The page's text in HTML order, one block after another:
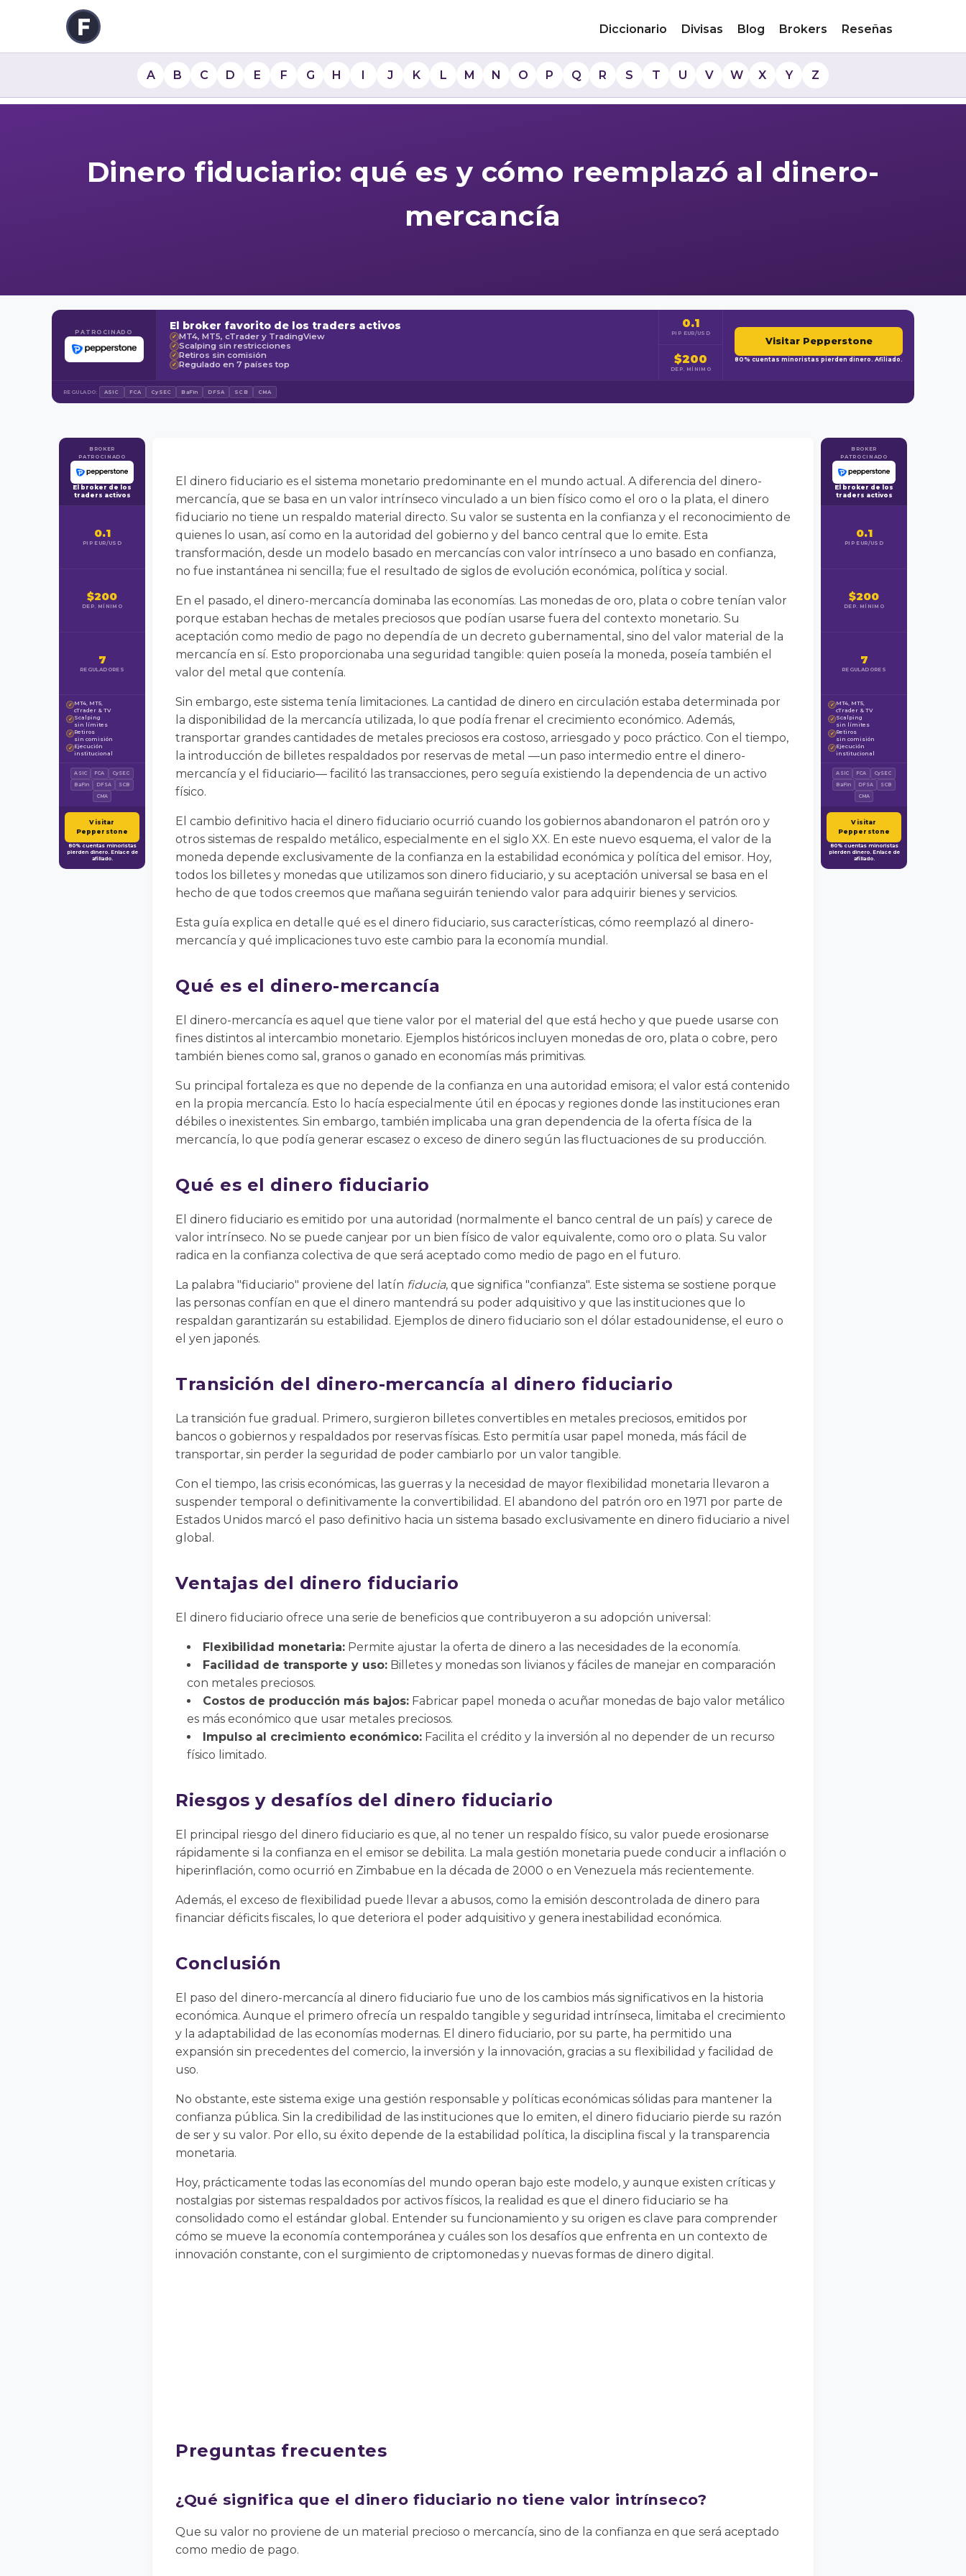
Diccionario Divisas Blog Brokers Reseñas
A B C D E F G H I J K L M N O P Q R S T U V W X Y Z
Dinero fiduciario: qué es y cómo reemplazó al dinero-
mercancía
PATROCINADO El broker favorito de los traders activos
✓ MT4, MT5, cTrader y TradingView
✓ Scalping sin restricciones
✓ Retiros sin comisión
✓ Regulado en 7 países top
0.1
PIP EUR/USD
$200
DEP. MÍNIMO
Visitar Pepperstone
80% cuentas minoristas pierden dinero. Afiliado.
REGULADO: ASIC FCA CySEC BaFin DFSA SCB CMA
BROKER
PATROCINADO
El broker de los
traders activos
0.1
PIP EUR/USD
$200
DEP. MÍNIMO
7
REGULADORES
✓ MT4, MT5,
cTrader & TV
✓ Scalping
sin límites
✓ Retiros
sin comisión
✓ Ejecución
institucional
ASIC FCA
CySEC
BaFin
DFSA
SCB
CMA
Visitar
Pepperstone
80% cuentas minoristas
pierden dinero. Enlace de
afiliado.
El dinero fiduciario es el sistema monetario predominante en el mundo actual. A diferencia del dinero-
mercancía, que se basa en un valor intrínseco vinculado a un bien físico como el oro o la plata, el dinero
fiduciario no tiene un respaldo material directo. Su valor se sustenta en la confianza y el reconocimiento de
quienes lo usan, así como en la autoridad del gobierno y del banco central que lo emite. Esta
transformación, desde un modelo basado en mercancías con valor intrínseco a uno basado en confianza,
no fue instantánea ni sencilla; fue el resultado de siglos de evolución económica, política y social.
En el pasado, el dinero-mercancía dominaba las economías. Las monedas de oro, plata o cobre tenían valor
porque estaban hechas de metales preciosos que podían usarse fuera del contexto monetario. Su
aceptación como medio de pago no dependía de un decreto gubernamental, sino del valor material de la
mercancía en sí. Esto proporcionaba una seguridad tangible: quien poseía la moneda, poseía también el
valor del metal que contenía.
Sin embargo, este sistema tenía limitaciones. La cantidad de dinero en circulación estaba determinada por
la disponibilidad de la mercancía utilizada, lo que podía frenar el crecimiento económico. Además,
transportar grandes cantidades de metales preciosos era costoso, arriesgado y poco práctico. Con el tiempo,
la introducción de billetes respaldados por reservas de metal —un paso intermedio entre el dinero-
mercancía y el fiduciario— facilitó las transacciones, pero seguía existiendo la dependencia de un activo
físico.
El cambio definitivo hacia el dinero fiduciario ocurrió cuando los gobiernos abandonaron el patrón oro y
otros sistemas de respaldo metálico, especialmente en el siglo XX. En este nuevo esquema, el valor de la
moneda depende exclusivamente de la confianza en la estabilidad económica y política del emisor. Hoy,
todos los billetes y monedas que utilizamos son dinero fiduciario, y su aceptación universal se basa en el
hecho de que todos creemos que mañana seguirán teniendo valor para adquirir bienes y servicios.
Esta guía explica en detalle qué es el dinero fiduciario, sus características, cómo reemplazó al dinero-
mercancía y qué implicaciones tuvo este cambio para la economía mundial.
Qué es el dinero-mercancía
El dinero-mercancía es aquel que tiene valor por el material del que está hecho y que puede usarse con
fines distintos al intercambio monetario. Ejemplos históricos incluyen monedas de oro, plata o cobre, pero
también bienes como sal, granos o ganado en economías más primitivas.
Su principal fortaleza es que no depende de la confianza en una autoridad emisora; el valor está contenido
en la propia mercancía. Esto lo hacía especialmente útil en épocas y regiones donde las instituciones eran
débiles o inexistentes. Sin embargo, también implicaba una gran dependencia de la oferta física de la
mercancía, lo que podía generar escasez o exceso de dinero según las fluctuaciones de su producción.
Qué es el dinero fiduciario
El dinero fiduciario es emitido por una autoridad (normalmente el banco central de un país) y carece de
valor intrínseco. No se puede canjear por un bien físico de valor equivalente, como oro o plata. Su valor
radica en la confianza colectiva de que será aceptado como medio de pago en el futuro.
La palabra "fiduciario" proviene del latín fiducia, que significa "confianza". Este sistema se sostiene porque
las personas confían en que el dinero mantendrá su poder adquisitivo y que las instituciones que lo
respaldan garantizarán su estabilidad. Ejemplos de dinero fiduciario son el dólar estadounidense, el euro o
el yen japonés.
Transición del dinero-mercancía al dinero fiduciario
La transición fue gradual. Primero, surgieron billetes convertibles en metales preciosos, emitidos por
bancos o gobiernos y respaldados por reservas físicas. Esto permitía usar papel moneda, más fácil de
transportar, sin perder la seguridad de poder cambiarlo por un valor tangible.
Con el tiempo, las crisis económicas, las guerras y la necesidad de mayor flexibilidad monetaria llevaron a
suspender temporal o definitivamente la convertibilidad. El abandono del patrón oro en 1971 por parte de
Estados Unidos marcó el paso definitivo hacia un sistema basado exclusivamente en dinero fiduciario a nivel
global.
Ventajas del dinero fiduciario
El dinero fiduciario ofrece una serie de beneficios que contribuyeron a su adopción universal:
Flexibilidad monetaria: Permite ajustar la oferta de dinero a las necesidades de la economía.
Facilidad de transporte y uso: Billetes y monedas son livianos y fáciles de manejar en comparación
con metales preciosos.
Costos de producción más bajos: Fabricar papel moneda o acuñar monedas de bajo valor metálico
es más económico que usar metales preciosos.
Impulso al crecimiento económico: Facilita el crédito y la inversión al no depender de un recurso
físico limitado.
Riesgos y desafíos del dinero fiduciario
El principal riesgo del dinero fiduciario es que, al no tener un respaldo físico, su valor puede erosionarse
rápidamente si la confianza en el emisor se debilita. La mala gestión monetaria puede conducir a inflación o
hiperinflación, como ocurrió en Zimbabue en la década de 2000 o en Venezuela más recientemente.
Además, el exceso de flexibilidad puede llevar a abusos, como la emisión descontrolada de dinero para
financiar déficits fiscales, lo que deteriora el poder adquisitivo y genera inestabilidad económica.
Conclusión
El paso del dinero-mercancía al dinero fiduciario fue uno de los cambios más significativos en la historia
económica. Aunque el primero ofrecía un respaldo tangible y seguridad intrínseca, limitaba el crecimiento
y la adaptabilidad de las economías modernas. El dinero fiduciario, por su parte, ha permitido una
expansión sin precedentes del comercio, la inversión y la innovación, gracias a su flexibilidad y facilidad de
uso.
No obstante, este sistema exige una gestión responsable y políticas económicas sólidas para mantener la
confianza pública. Sin la credibilidad de las instituciones que lo emiten, el dinero fiduciario pierde su razón
de ser y su valor. Por ello, su éxito depende de la estabilidad política, la disciplina fiscal y la transparencia
monetaria.
Hoy, prácticamente todas las economías del mundo operan bajo este modelo, y aunque existen críticas y
nostalgias por sistemas respaldados por activos físicos, la realidad es que el dinero fiduciario se ha
consolidado como el estándar global. Entender su funcionamiento y su origen es clave para comprender
cómo se mueve la economía contemporánea y cuáles son los desafíos que enfrenta en un contexto de
innovación constante, con el surgimiento de criptomonedas y nuevas formas de dinero digital.
Preguntas frecuentes
¿Qué significa que el dinero fiduciario no tiene valor intrínseco?
Que su valor no proviene de un material precioso o mercancía, sino de la confianza en que será aceptado
como medio de pago.
BROKER
PATROCINADO
El broker de los
traders activos
0.1
PIP EUR/USD
$200
DEP. MÍNIMO
7
REGULADORES
✓ MT4, MT5,
cTrader & TV
✓ Scalping
sin límites
✓ Retiros
sin comisión
✓ Ejecución
institucional
ASIC FCA
CySEC
BaFin
DFSA
SCB
CMA
Visitar
Pepperstone
80% cuentas minoristas
pierden dinero. Enlace de
afiliado.